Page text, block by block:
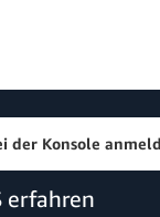
der Konsole
erfahren